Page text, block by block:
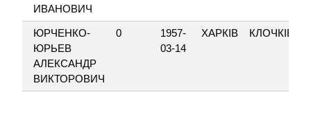
ИВАНОВИЧ
ЮРЧЕНКО-
ЮРЬЕВ
АЛЕКСАНДР
ВИКТОРОВИЧ
0
1957-
03-14
ХАРКІВ